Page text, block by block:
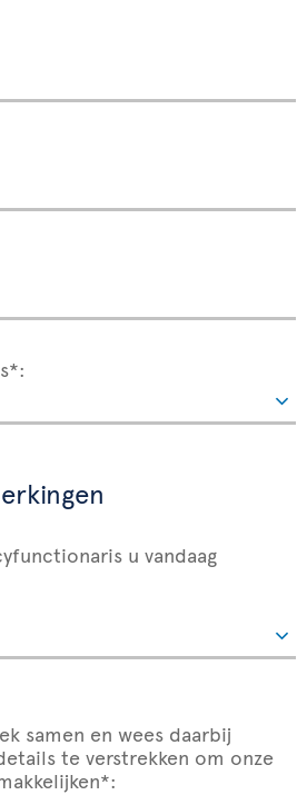
u vandaag
samen en wees daarbij
te verstrekken om onze